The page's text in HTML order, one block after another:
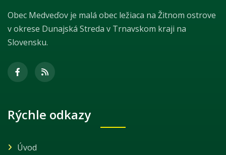
Obec Medveďov je malá obec ležiaca na Žitnom ostrove
v okrese Dunajská Streda v Trnavskom kraji na
Slovensku.
Rýchle odkazy
Úvod